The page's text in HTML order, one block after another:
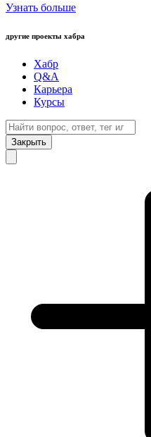
Узнать больше
другие проекты хабра
Хабр
Q&A
Карьера
Курсы
Закрыть